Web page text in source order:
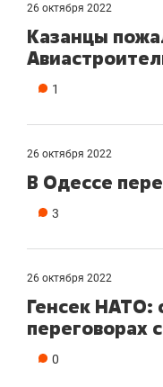
26 октября 2022
Казанцы
1
26 октября 2022
В Одессе
3
26 октября 2022
Генсек НАТО:
переговорах
0